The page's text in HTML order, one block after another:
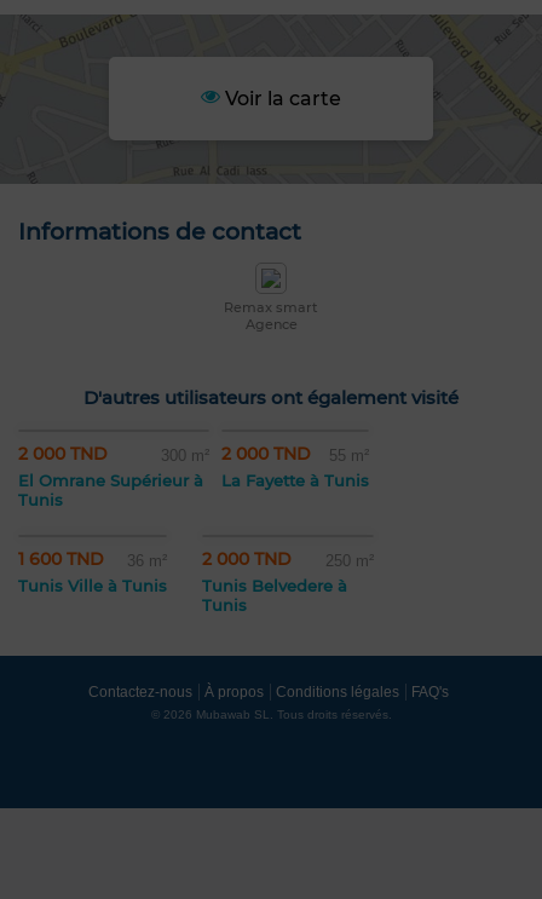
Voir la carte
Informations de contact
Remax smart
Agence
D'autres utilisateurs ont également visité
2 000 TND 300 m²
El Omrane Supérieur à
Tunis
2 000 TND 55 m²
La Fayette à Tunis
1 600 TND 36 m²
Tunis Ville à Tunis
2 000 TND 250 m²
Tunis Belvedere à
Tunis
Contactez-nous À propos Conditions légales FAQ's
© 2026 Mubawab SL. Tous droits réservés.